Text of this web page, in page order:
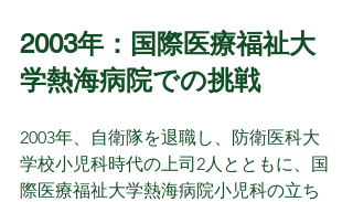
2003年：国際医療福祉大
学熱海病院での挑戦
2003年、自衛隊を退職し、防衛医科大
学校小児科時代の上司2人とともに、国
際医療福祉大学熱海病院小児科の立ち